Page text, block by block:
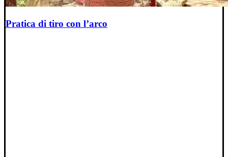
Pratica di tiro con l’arco